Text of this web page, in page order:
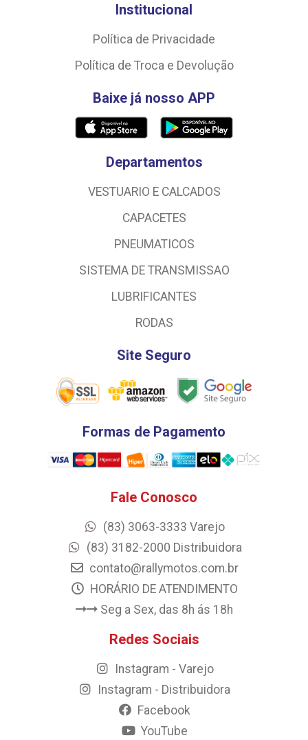
Institucional
Política de Privacidade
Política de Troca e Devolução
Baixe já nosso APP
Departamentos
VESTUARIO E CALCADOS
CAPACETES
PNEUMATICOS
SISTEMA DE TRANSMISSAO
LUBRIFICANTES
RODAS
Site Seguro
Formas de Pagamento
Fale Conosco
(83) 3063-3333 Varejo
(83) 3182-2000 Distribuidora
contato@rallymotos.com.br
HORÁRIO DE ATENDIMENTO
Seg a Sex, das 8h ás 18h
Redes Sociais
Instagram - Varejo
Instagram - Distribuidora
Facebook
YouTube